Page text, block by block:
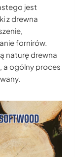
jest
z drewna
fornirów.
naturę drewna
a ogólny proces